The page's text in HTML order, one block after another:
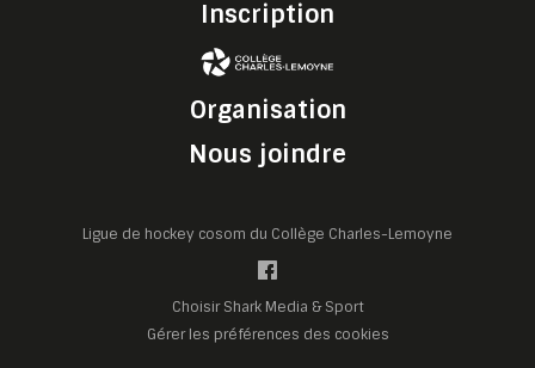
Inscription
Organisation
Nous joindre
Ligue de hockey cosom du Collège Charles-Lemoyne
Choisir Shark Media & Sport
Gérer les préférences des cookies